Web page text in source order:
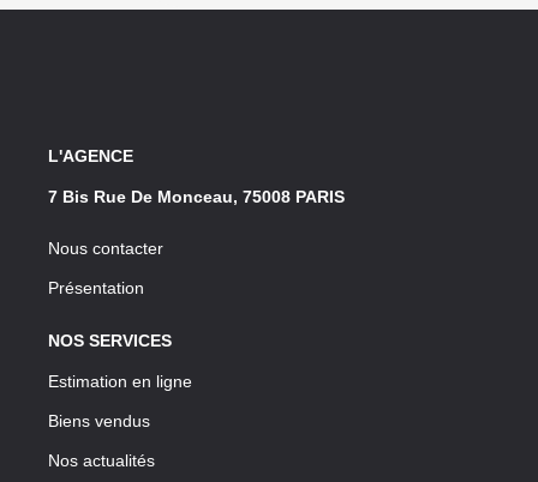
L'AGENCE
7 Bis Rue De Monceau, 75008 PARIS
Nous contacter
Présentation
NOS SERVICES
Estimation en ligne
Biens vendus
Nos actualités